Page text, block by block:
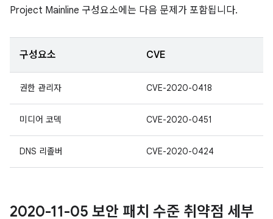
Project Mainline 구성요소에는 다음 문제가 포함됩니다.
구성요소 CVE
권한 관리자 CVE-2020-0418
미디어 코덱 CVE-2020-0451
DNS 리졸버 CVE-2020-0424
2020-11-05 보안 패치 수준 취약점 세부